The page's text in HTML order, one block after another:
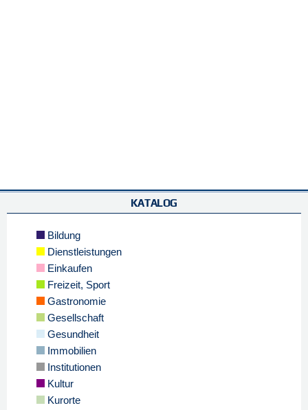
KATALOG
Bildung
Dienstleistungen
Einkaufen
Freizeit, Sport
Gastronomie
Gesellschaft
Gesundheit
Immobilien
Institutionen
Kultur
Kurorte